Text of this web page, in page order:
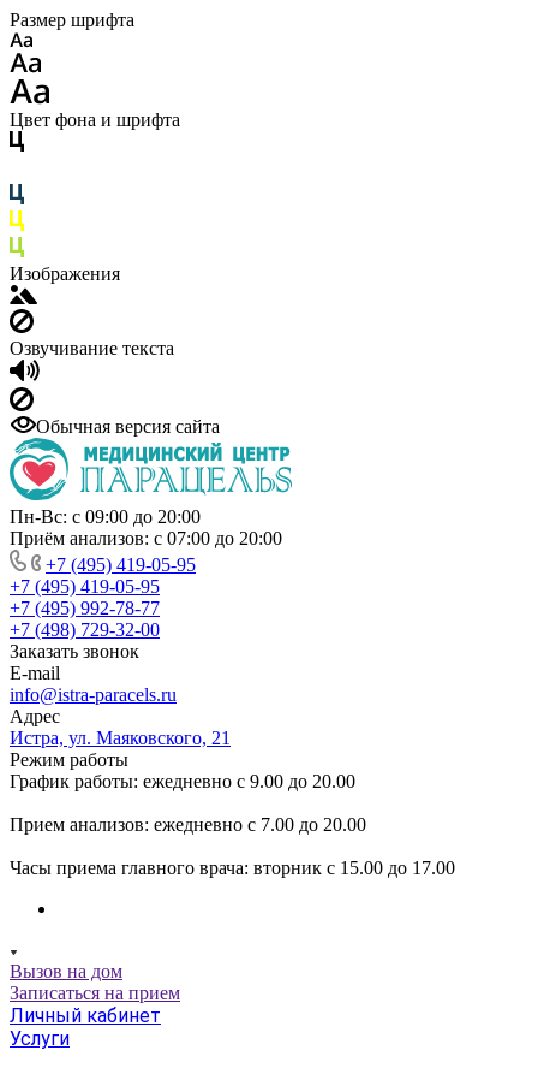
Размер шрифта
Цвет фона и шрифта
Изображения
Озвучивание текста
Обычная версия сайта
Пн-Вс: с 09:00 до 20:00
Приём анализов: с 07:00 до 20:00
+7 (495) 419-05-95
+7 (495) 419-05-95
+7 (495) 992-78-77
+7 (498) 729-32-00
Заказать звонок
E-mail
info@istra-paracels.ru
Адрес
Истра, ул. Маяковского, 21
Режим работы
График работы: ежедневно с 9.00 до 20.00
Прием анализов: ежедневно с 7.00 до 20.00
Часы приема главного врача: вторник с 15.00 до 17.00
Вызов на дом
Записаться на прием
Личный кабинет
Услуги